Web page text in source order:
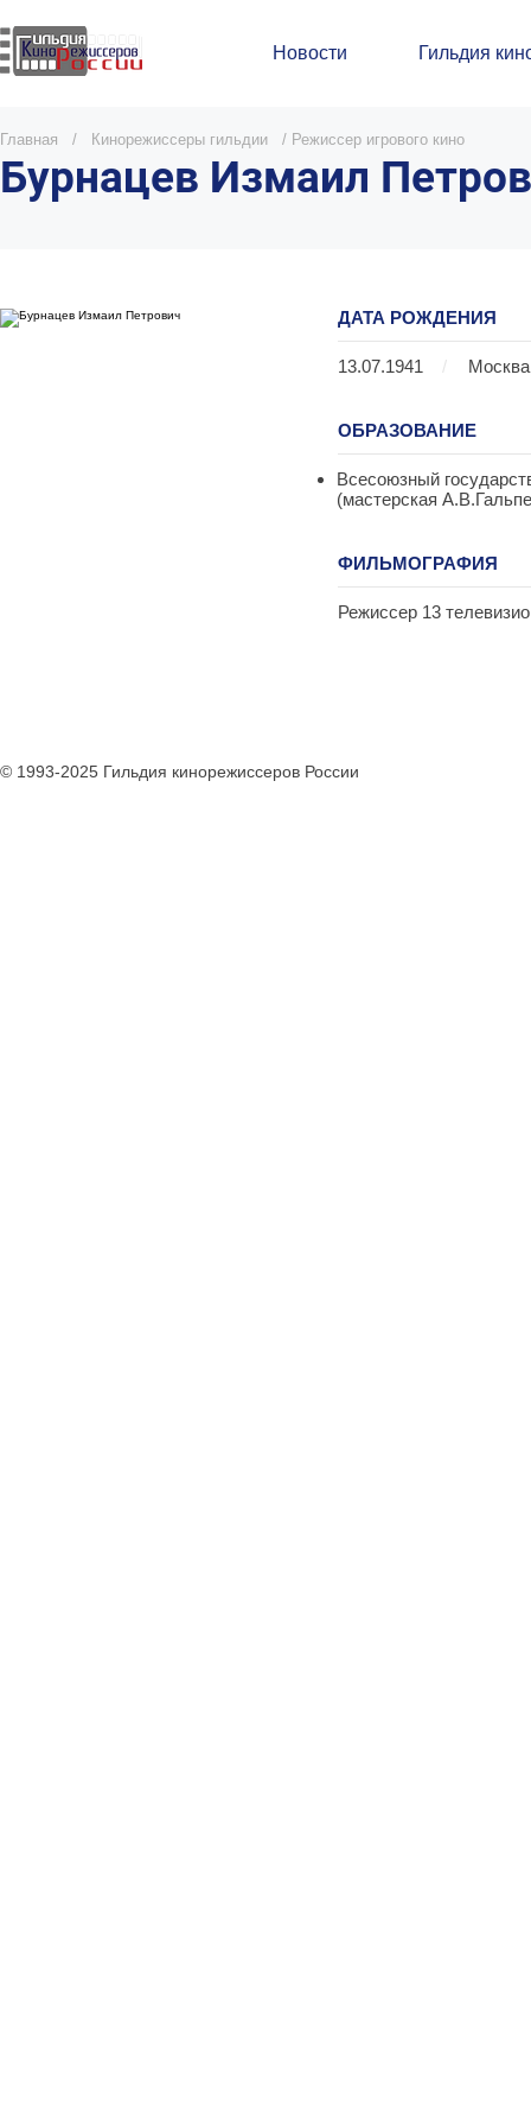
Новости Гильдия
Главная / Кинорежиссеры гильдии / Режиссер игрового кино
Бурнацев Измаил
ДАТА РОЖДЕНИЯ
13.07.1941 / Москва
ОБРАЗОВАНИЕ
Всесоюзный
(мастерская
ФИЛЬМОГРАФИЯ
Режиссер 13
© 1993-2025 Гильдия кинорежиссеров России